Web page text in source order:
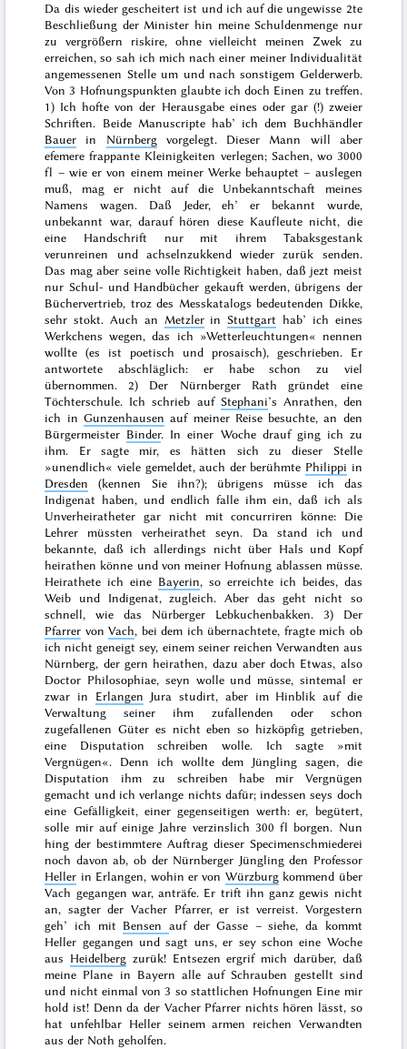
Da dis wieder gescheitert ist und ich auf die ungewisse 2te
Beschließung der Minister hin meine Schuldenmenge nur
zuvergrößern riskire, ohne vielleicht meinen Zwek zu
erreichen, so sah ich mich nach einer meiner Individualität
angemessenen Stelle um und nach sonstigem Gelderwerb.
Von 3 Hofnungspunkten glaubte ich doch Einen zu treffen.
1) Ich hofte von der Herausgabe eines oder gar (!) zweier
Schriften. Beide Manuscripte hab’ ich dem Buchhändler
Bauer in Nürnbergvorgelegt. Dieser Mann will aber
efemere frappante Kleinigkeiten verlegen; Sachen, wo 3000
fl – wie er von einem meiner Werke behauptet – auslegen
muß, mag er nicht auf die Unbekanntschaft meines
Namens wagen. Daß Jeder, eh’ er bekannt wurde,
unbekannt war, darauf hören diese Kaufleute nicht, die
eine Handschrift nur mit ihrem Tabaksgestank
verunreinen und achselnzukkend wieder zurük senden.
Das mag aber seine volle Richtigkeit haben, daß jezt meist
nur Schul- und Handbücher gekauft werden, übrigens der
Büchervertrieb, troz des Messkatalogs bedeutenden Dikke,
sehr stokt. Auch an MetzlerinStuttgart hab’ ich eines
Werkchens wegen, das ich »Wetterleuchtungen« nennen
wollte (es ist poetisch und prosaisch), geschrieben. Er
antwortete abschläglich: er habe schon zu viel
übernommen. 2) Der Nürnberger Rath gründet eine
Töchterschule. Ich schrieb auf Stephani’s Anrathen, den
ich in Gunzenhausen auf meiner Reise besuchte, an den
Bürgermeister Binder. In einer Woche drauf ging ich zu
ihm. Er sagte mir, es hätten sich zu dieser Stelle
»unendlich« viele gemeldet, auch der berühmte Philippi in
Dresden (kennen Sie ihn?); übrigens müsse ich das
Indigenat haben, und endlich falle ihm ein, daß ich als
Unverheiratheter gar nicht mit concurriren könne: Die
Lehrer müssten verheirathet seyn. Da stand ich und
bekannte, daß ich allerdings nicht über Hals und Kopf
heirathen könne und von meiner Hofnung ablassen müsse.
Heirathete ich eine Bayerin, so erreichte ich beides, das
Weib und Indigenat, zugleich. Aber das geht nicht so
schnell, wie das Nürberger Lebkuchenbakken. 3) Der
Pfarrer vonVach, bei dem ich übernachtete, fragte mich ob
ich nicht geneigt sey, einem seiner reichen Verwandten aus
Nürnberg, der gern heirathen, dazu aber doch Etwas, also
Doctor Philosophiae, seyn wolle und müsse, sintemal er
zwar in Erlangen Jura studirt, aber im Hinblik auf die
Verwaltung seiner ihm zufallenden oder schon
zugefallenen Güter es nicht eben so hizköpfig getrieben,
eine Disputation schreiben wolle. Ich sagte »mit
Vergnügen«. Denn ich wollte dem Jüngling sagen, die
Disputation ihm zu schreiben habe mir Vergnügen
gemacht und ich verlange nichts dafür; indessen seys doch
eine Gefälligkeit, einer gegenseitigen werth: er, begütert,
solle mir auf einige Jahre verzinslich 300 fl borgen. Nun
hing der bestimmtere Auftrag dieser Specimenschmiederei
noch davon ab, ob der Nürnberger Jüngling den Professor
Heller in Erlangen, wohin er von Würzburgkommend über
Vach gegangen war, anträfe. Er trift ihn ganz gewis nicht
an, sagter der Vacher Pfarrer, er ist verreist. Vorgestern
geh’ ich mit Bensen auf der Gasse – siehe, da kommt
Heller gegangen und sagt uns, er sey schon eine Woche
aus Heidelberg zurük! Entsezen ergrif mich darüber, daß
meine Plane in Bayern alle auf Schrauben gestellt sind
und nicht einmal von 3 so stattlichen Hofnungen Eine mir
hold ist! Denn da der Vacher Pfarrer nichts hören lässt, so
hat unfehlbar Heller seinem armen reichen Verwandten
aus der Noth geholfen.